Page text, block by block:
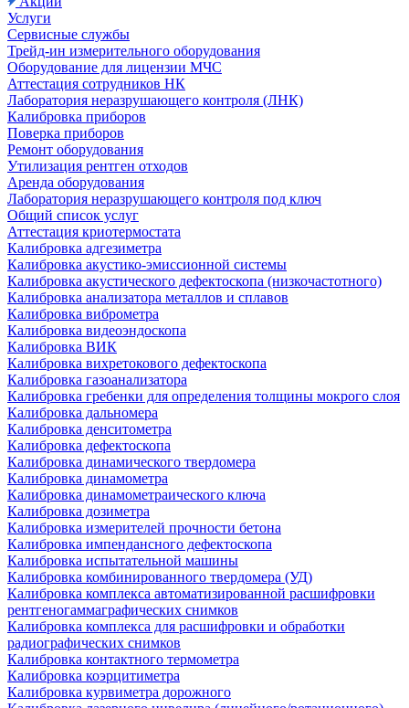
Услуги
Сервисные службы
Трейд-ин измерительного оборудования
Оборудование для лицензии МЧС
Аттестация сотрудников НК
Лаборатория неразрушающего контроля (ЛНК)
Калибровка приборов
Поверка приборов
Ремонт оборудования
Утилизация рентген отходов
Аренда оборудования
Лаборатория неразрушающего контроля под ключ
Общий список услуг
Аттестация криотермостата
Калибровка адгезиметра
Калибровка акустико-эмиссионной системы
Калибровка акустического дефектоскопа (низкочастотного)
Калибровка анализатора металлов и сплавов
Калибровка виброметра
Калибровка видеоэндоскопа
Калибровка ВИК
Калибровка вихретокового дефектоскопа
Калибровка газоанализатора
Калибровка гребенки для определения толщины мокрого слоя
Калибровка дальномера
Калибровка денситометра
Калибровка дефектоскопа
Калибровка динамического твердомера
Калибровка динамометра
Калибровка динамометраического ключа
Калибровка дозиметра
Калибровка измерителей прочности бетона
Калибровка импендансного дефектоскопа
Калибровка испытательной машины
Калибровка комбинированного твердомера (УД)
Калибровка комплекса автоматизированной расшифровки
рентгеногаммаграфических снимков
Калибровка комплекса для расшифровки и обработки
радиографических снимков
Калибровка контактного термометра
Калибровка коэрцитиметра
Калибровка курвиметра дорожного